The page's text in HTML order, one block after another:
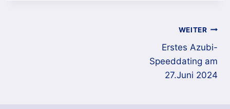
WEITER
Erstes Azubi-
Speeddating am
27.Juni 2024